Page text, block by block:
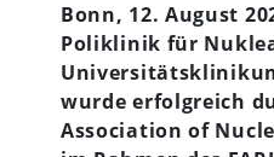
Bonn, 12. August
Poliklinik für
wurde erfolgreich
Association of